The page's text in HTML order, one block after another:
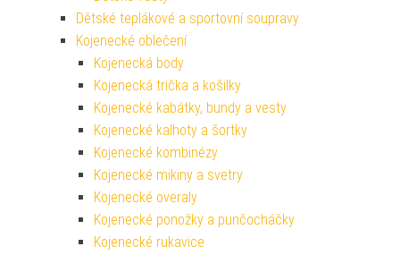
Dětské teplákové a sportovní soupravy
Kojenecké oblečení
Kojenecká body
Kojenecká trička a košilky
Kojenecké kabátky, bundy a vesty
Kojenecké kalhoty a šortky
Kojenecké kombinézy
Kojenecké mikiny a svetry
Kojenecké overaly
Kojenecké ponožky a punčocháčky
Kojenecké rukavice